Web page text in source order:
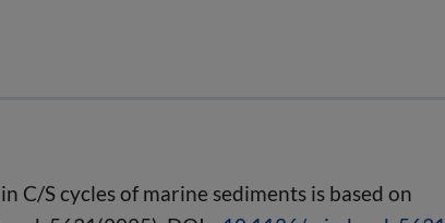
in C/S cycles of marine sediments is based on